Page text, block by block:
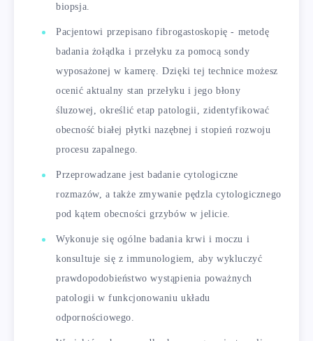
biopsja.
Pacjentowi przepisano fibrogastoskopię - metodę
badania żołądka i przełyku za pomocą sondy
wyposażonej w kamerę. Dzięki tej technice możesz
ocenić aktualny stan przełyku i jego błony
śluzowej, określić etap patologii, zidentyfikować
obecność białej płytki nazębnej i stopień rozwoju
procesu zapalnego.
Przeprowadzane jest badanie cytologiczne
rozmazów, a także zmywanie pędzla cytologicznego
pod kątem obecności grzybów w jelicie.
Wykonuje się ogólne badania krwi i moczu i
konsultuje się z immunologiem, aby wykluczyć
prawdopodobieństwo wystąpienia poważnych
patologii w funkcjonowaniu układu
odpornościowego.